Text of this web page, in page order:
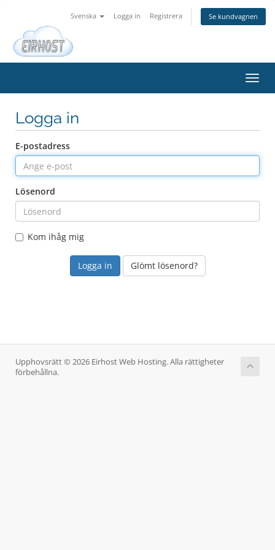
Svenska Logga in Registrera Se kundvagnen
Växla
Logga in
E-postadress
Lösenord
Kom ihåg mig
Glömt lösenord?
Upphovsrätt © 2026 Eirhost Web Hosting. Alla rättigheter
förbehållna.